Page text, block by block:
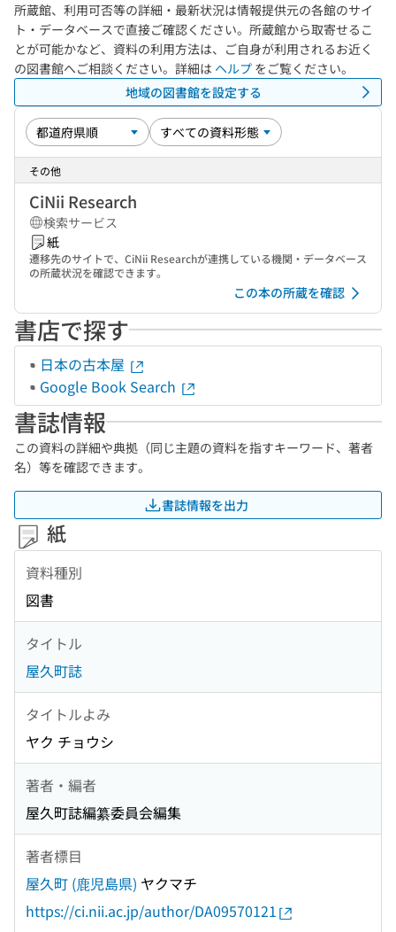
所蔵館、利用可否等の詳細・最新状況は情報提供元の各館のサイ
ト・データベースで直接ご確認ください。所蔵館から取寄せるこ
とが可能かなど、資料の利用方法は、ご自身が利用されるお近く
の図書館へご相談ください。詳細は ヘルプ をご覧ください。
地域の図書館を設定する
その他
CiNii Research
検索サービス
紙
遷移先のサイトで、CiNii Researchが連携している機関・データベース
の所蔵状況を確認できます。
この本の所蔵を確認
書店で探す
日本の古本屋
Google Book Search
書誌情報
この資料の詳細や典拠（同じ主題の資料を指すキーワード、著者
名）等を確認できます。
書誌情報を出力
紙
資料種別
図書
タイトル
屋久町誌
タイトルよみ
ヤク チョウシ
著者・編者
屋久町誌編纂委員会編集
著者標目
屋久町 (鹿児島県) ヤクマチ
https://ci.nii.ac.jp/author/DA09570121